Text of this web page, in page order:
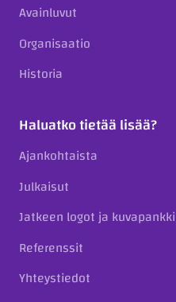
Avainluvut
Organisaatio
Historia
Haluatko tietää lisää?
Ajankohtaista
Julkaisut
Jatkeen logot ja kuvapankki
Referenssit
Yhteystiedot